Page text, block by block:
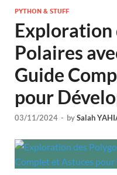
PYTHON & STUFF
Exploration
Polaires
Guide
pour
03/11/2024 - bySalah